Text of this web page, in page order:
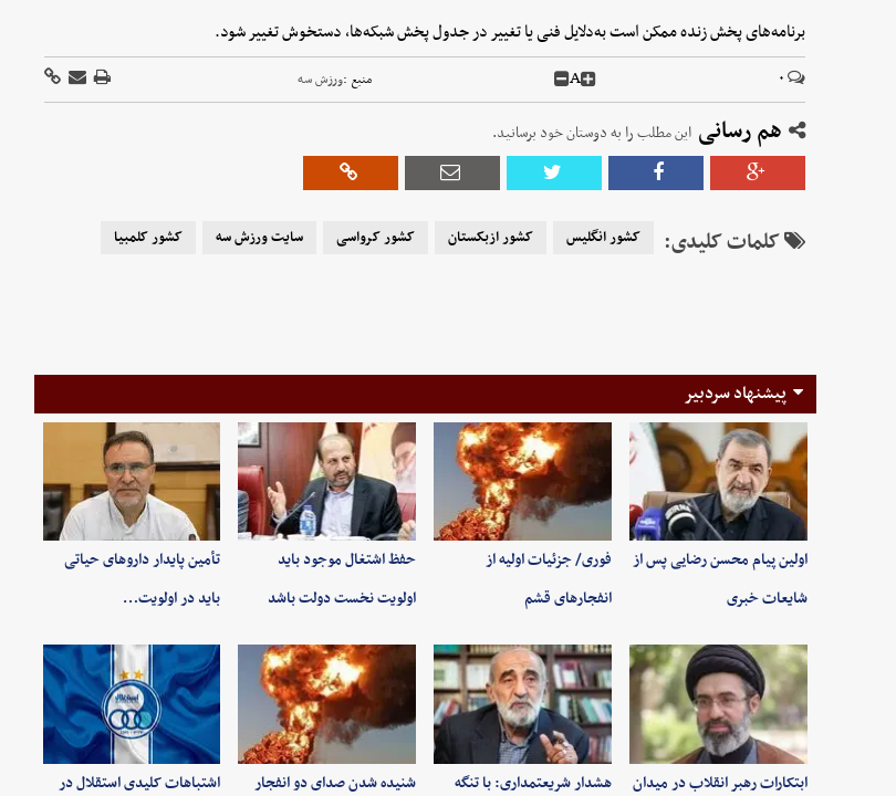
برنامه‌های پخش زنده ممکن است به‌دلایل فنی یا تغییر در جدول پخش شبکه‌ها، دستخوش تغییر شود.
۰ A منبع :ورزش سه
هم رسانی این مطلب را به دوستان خود برسانید.
کلمات کلیدی: کشور انگلیس کشور ازبکستان کشور کرواسی سایت ورزش سه کشور کلمبیا
پیشنهاد سردبیر
اولین پیام محسن رضایی پس از
شایعات خبری
فوری/ جزئیات اولیه از
انفجارهای قشم
حفظ اشتغال موجود باید
اولویت نخست دولت باشد
تأمین پایدار داروهای حیاتی
باید در اولویت…
ابتکارات رهبر انقلاب در میدان
هشدار شریعتمداری: با تنگه
شنیده شدن صدای دو انفجار
اشتباهات کلیدی استقلال در